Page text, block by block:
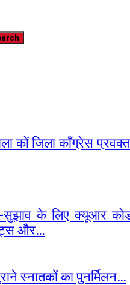
कों जिला काँग्रेस
सुझाव के लिए क्यूआर
और…
स्नातकों का पुनर्मिलन…